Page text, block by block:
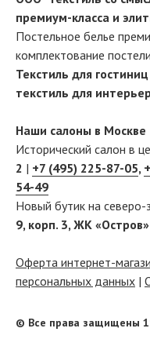
премиум-класса и
Постельное белье
комплектование
Текстиль для
текстиль для
Наши салоны в Москве
Исторический салон в
2 | +7 (495) 225-87-05,
54-49
Новый бутик на северо-
9, корп. 3, ЖК «Остров»
Оферта интернет-
персональных данных |
© Все права защищены